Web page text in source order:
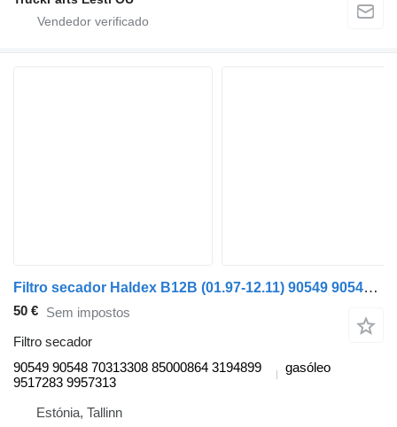
Filtro secador Haldex B12B (01.97-12.11) 90549 90548 para autocarro Volvo B6, B7, B9, B10, B12 bus (1978-2011)
50 € Sem impostos
Filtro secador
90549 90548 70313308 85000864 3194899
9517283 9957313
gasóleo
Estónia, Tallinn